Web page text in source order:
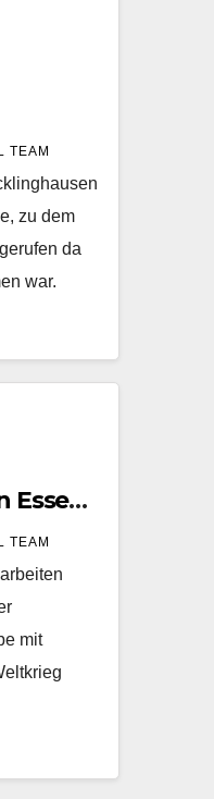
TEAM
zu dem
da
war.
Essen
TEAM
mit